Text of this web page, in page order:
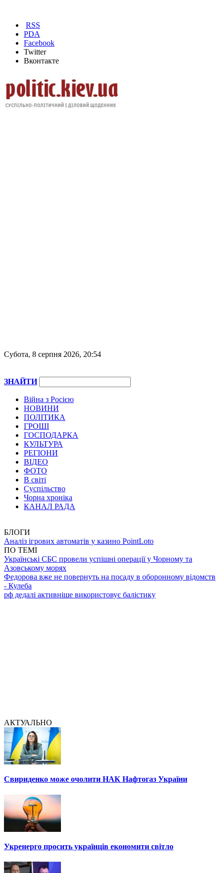
RSS
PDA
Facebook
Twitter
Вконтакте
Субота, 8 серпня 2026, 20:54
ЗНАЙТИ
Війна з Росією
НОВИНИ
ПОЛІТИКА
ГРОШІ
ГОСПОДАРКА
КУЛЬТУРА
РЕГІОНИ
ВІДЕО
ФОТО
В світі
Суспільство
Чорна хроніка
КАНАЛ РАДА
БЛОГИ
Аналіз ігрових автоматів у казино PointLoto
ПО ТЕМІ
Українські СБС провели успішні операції у Чорному та
Азовському морях
Федорова вже не повернуть на посаду в оборонному відомств
- Кулеба
рф дедалі активніше використовує балістику
АКТУАЛЬНО
Свириденко може очолити НАК Нафтогаз України
Укренерго просить українців економити світло